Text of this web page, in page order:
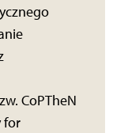
CoPTheN
for